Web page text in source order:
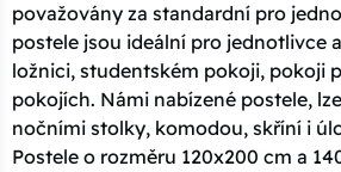
považovány za standardní pro
postele jsou ideální pro jednotlivce
ložnici, studentském pokoji, pokoji
pokojích. Námi nabízené postele,
nočními stolky, komodou, skříní i
Postele o rozměru 120x200 cm a